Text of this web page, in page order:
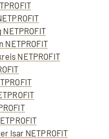
NETPROFIT
Isar NETPROFIT